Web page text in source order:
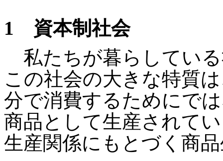
1 資本制社会
私たちが暮らしてい
この社会の大きな特質
分で消費するためにで
商品として生産されて
生産関係にもとづく商